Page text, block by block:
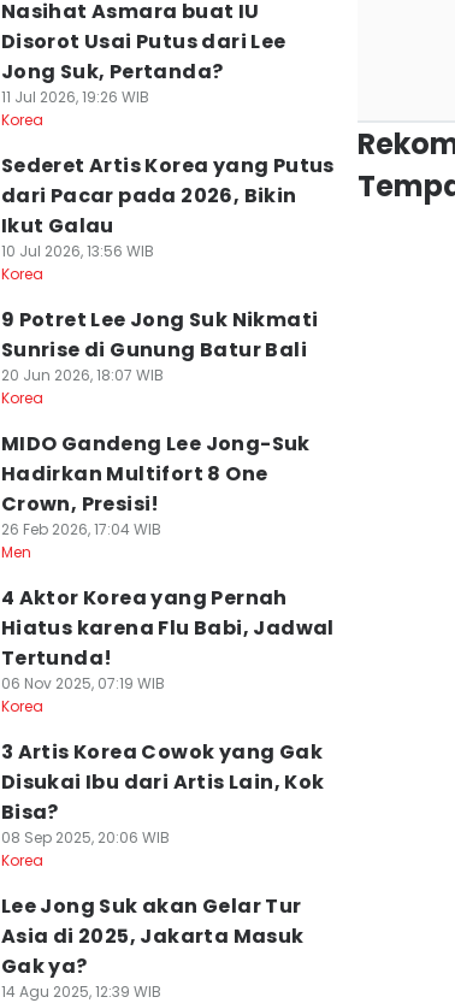
Nasihat Asmara buat IU
Disorot Usai Putus dari Lee
Jong Suk, Pertanda?
11 Jul 2026, 19:26 WIB
Korea
Sederet Artis Korea yang Putus
dari Pacar pada 2026, Bikin
Ikut Galau
10 Jul 2026, 13:56 WIB
Korea
9 Potret Lee Jong Suk Nikmati
Sunrise di Gunung Batur Bali
20 Jun 2026, 18:07 WIB
Korea
MIDO Gandeng Lee Jong-Suk
Hadirkan Multifort 8 One
Crown, Presisi!
26 Feb 2026, 17:04 WIB
Men
4 Aktor Korea yang Pernah
Hiatus karena Flu Babi, Jadwal
Tertunda!
06 Nov 2025, 07:19 WIB
Korea
3 Artis Korea Cowok yang Gak
Disukai Ibu dari Artis Lain, Kok
Bisa?
08 Sep 2025, 20:06 WIB
Korea
Lee Jong Suk akan Gelar Tur
Asia di 2025, Jakarta Masuk
Gak ya?
14 Agu 2025, 12:39 WIB